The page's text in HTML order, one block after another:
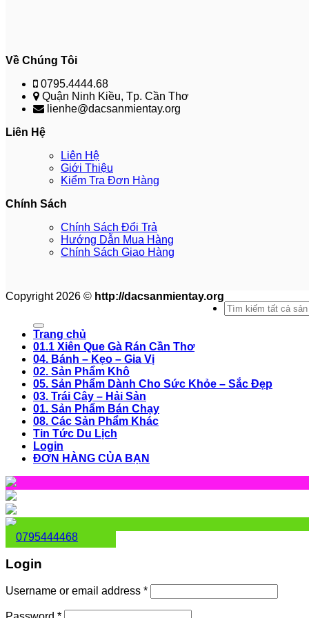
Về Chúng Tôi
0795.4444.68
Quận Ninh Kiều, Tp. Cần Thơ
lienhe@dacsanmientay.org
Liên Hệ
Liên Hệ
Giới Thiệu
Kiểm Tra Đơn Hàng
Chính Sách
Chính Sách Đổi Trả
Hướng Dẫn Mua Hàng
Chính Sách Giao Hàng
Copyright 2026 © http://dacsanmientay.org
Search
for:
Trang chủ
01.1 Xiên Que Gà Rán Cần Thơ
04. Bánh – Kẹo – Gia Vị
02. Sản Phẩm Khô
05. Sản Phẩm Dành Cho Sức Khỏe – Sắc Đẹp
03. Trái Cây – Hải Sản
01. Sản Phẩm Bán Chạy
08. Các Sản Phẩm Khác
Tin Tức Du Lịch
Login
ĐƠN HÀNG CỦA BẠN
0795444468
Login
Username or email address *